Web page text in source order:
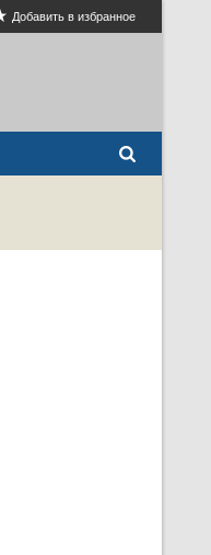
Добавить в избранное